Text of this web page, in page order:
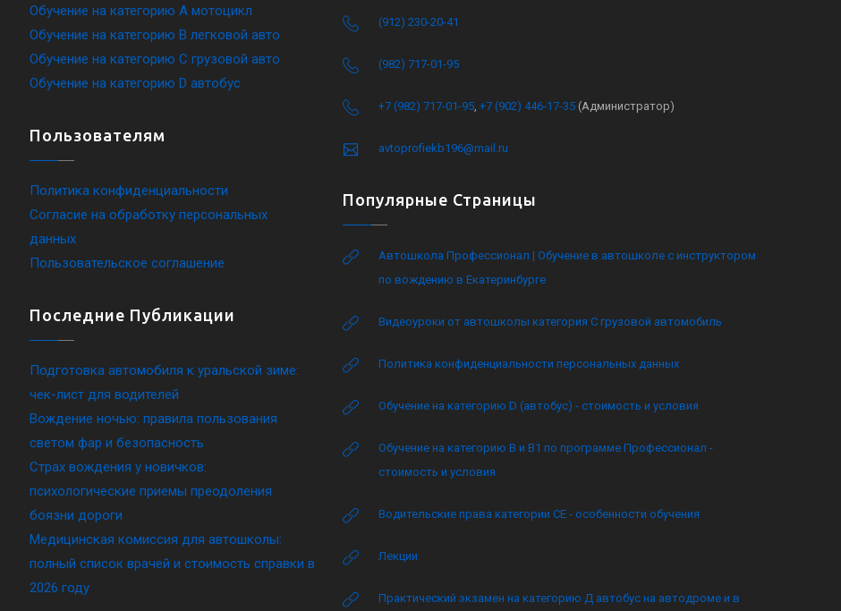
Обучение на категорию A мотоцикл
Обучение на категорию B легковой авто
Обучение на категорию C грузовой авто
Обучение на категорию D автобус
Пользователям
Политика конфиденциальности
Согласие на обработку персональных
данных
Пользовательское соглашение
Последние Публикации
Подготовка автомобиля к уральской зиме:
чек-лист для водителей
Вождение ночью: правила пользования
светом фар и безопасность
Страх вождения у новичков:
психологические приемы преодоления
боязни дороги
Медицинская комиссия для автошколы:
полный список врачей и стоимость справки в
2026 году
(912) 230-20-41
(982) 717-01-95
+7 (982) 717-01-95 +7 (902) 446-17-35 (Администратор)
avtoprofiekb196@mail.ru
Популярные Страницы
Автошкола Профессионал | Обучение в автошколе с инструктором
по вождению в Екатеринбурге
Видеоуроки от автошколы категория C грузовой автомобиль
Политика конфиденциальности персональных данных
Обучение на категорию D (автобус) - стоимость и условия
Обучение на категорию B и B1 по программе Профессионал -
стоимость и условия
Водительские права категории CE - особенности обучения
Лекции
Практический экзамен на категорию Д автобус на автодроме и в